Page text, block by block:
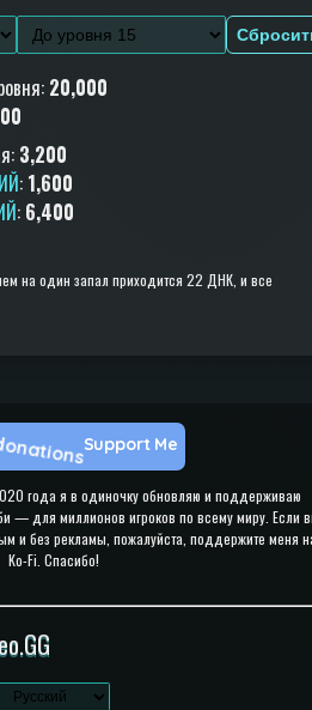
: 20,000
: 3,200
: 1,600
: 6,400
на один запал приходится 22 ДНК, и все
года я в одиночку обновляю и поддерживаю
— для миллионов игроков по всему миру. Если
и без рекламы, пожалуйста, поддержите меня
Ko-Fi. Спасибо!
Support Me